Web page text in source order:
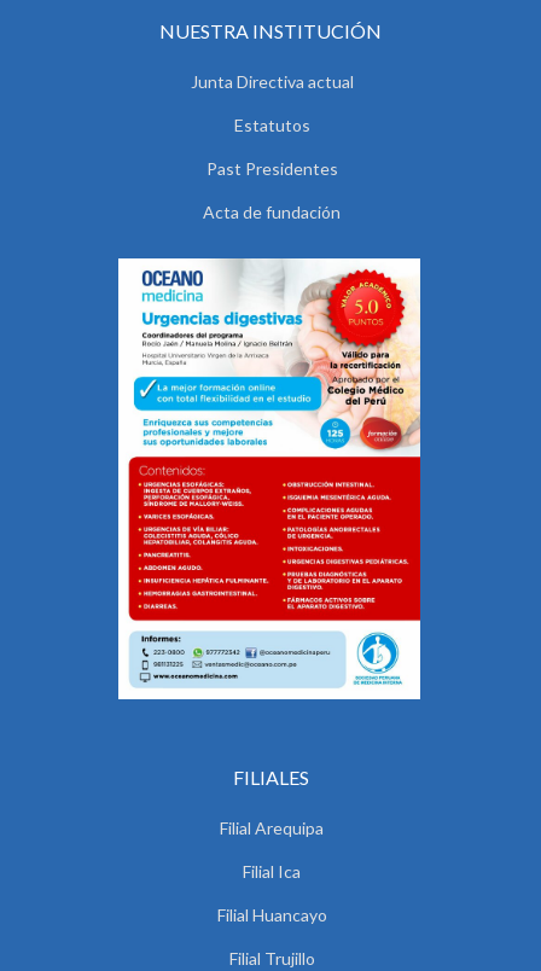
NUESTRA INSTITUCIÓN
Junta Directiva actual
Estatutos
Past Presidentes
Acta de fundación
FILIALES
Filial Arequipa
Filial Ica
Filial Huancayo
Filial Trujillo